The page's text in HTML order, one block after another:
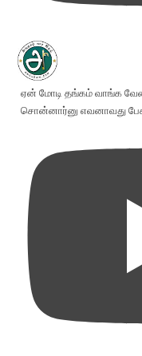
ஏன் மோடி தங்கம் வாங்க
சொன்னார்னு எவனாவது